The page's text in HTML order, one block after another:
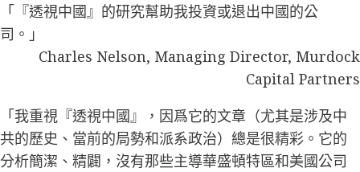
「『透視中國』的研究幫助我投資或退出中國的公
司。」
Charles Nelson, Managing Director, Murdock
Capital Partners
「我重視『透視中國』，因爲它的文章（尤其是涉及中
共的歷史、當前的局勢和派系政治）總是很精彩。它的
分析簡潔、精闢，沒有那些主導華盛頓特區和美國公司